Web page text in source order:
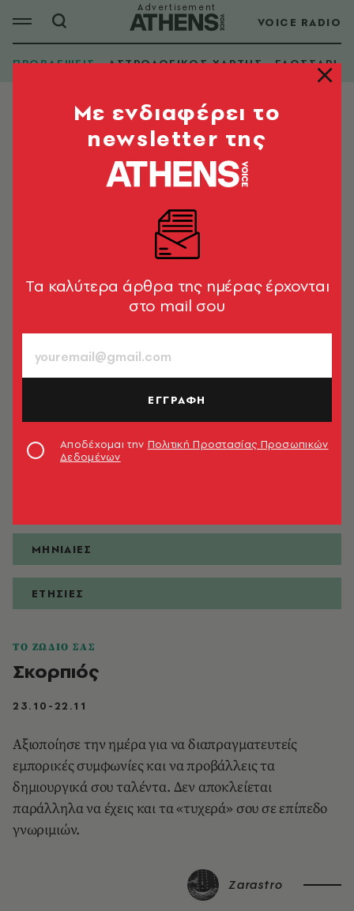
VOICE RADIO
ΠΡΟΒΛΕΨΕΙΣ ΑΣΤΡΟΛΟΓΙΚΟΣ ΧΑΡΤΗΣ ΓΛΩΣΣΑΡΙ
ΠΡΟΒΛΕΨΕΙΣ
ΗΜΕΡΗΣΙΕΣ
ΜΗΝΙΑΙΕΣ
ΕΤΗΣΙΕΣ
ΤΟ ΖΩΔΙΟ ΣΑΣ
Σκορπιός
23.10-22.11
Αξιοποίησε την ημέρα για να διαπραγματευτείς
εμπορικές συμφωνίες και να προβάλλεις τα
δημιουργικά σου ταλέντα. Δεν αποκλείεται
παράλληλα να έχεις και τα «τυχερά» σου σε επίπεδο
γνωριμιών.
Zarastro
Mε ενδιαφέρει το
newsletter της
Tα καλύτερα άρθρα της ημέρας έρχονται
στο mail σου
ΕΓΓΡΑΦΗ
Αποδέχομαι την Πολιτική Προστασίας Προσωπικών
Δεδομένων